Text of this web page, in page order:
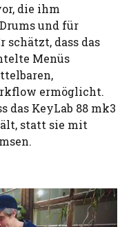
die ihm
und für
schätzt, dass das
Menüs
ermöglicht.
das KeyLab 88 mk3
statt sie mit